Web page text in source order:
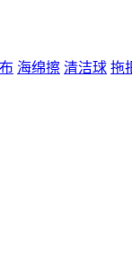
海绵擦 清洁球 拖